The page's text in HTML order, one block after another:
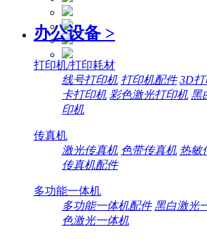
办公设备 >
打印机/打印耗材
线号打印机 打印机配件 3D
卡打印机 彩色激光打印机 黑
印机
传真机
激光传真机 色带传真机 热敏
传真机配件
多功能一体机
多功能一体机配件 黑白激光
色激光一体机